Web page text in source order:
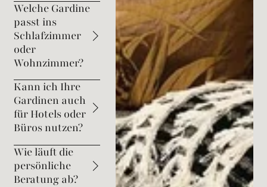
Welche Gardine
passt ins
Schlafzimmer
oder
Wohnzimmer?
Kann ich Ihre
Gardinen auch
für Hotels oder
Büros nutzen?
Wie läuft die
persönliche
Beratung ab?